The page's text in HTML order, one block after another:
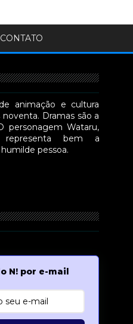
CONTATO
animação e cultura
Dramas são a
personagem Wataru,
bem a
pessoa.
N! por e-mail